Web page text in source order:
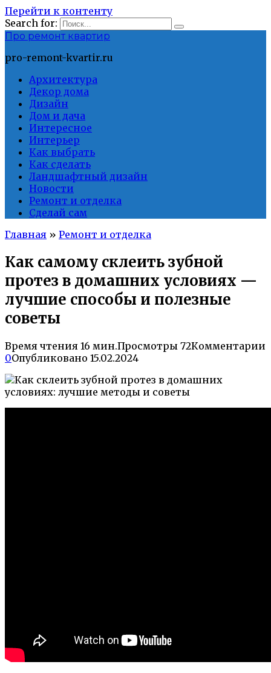
Перейти к контенту
Search for:
Про ремонт квартир
pro-remont-kvartir.ru
Архитектура
Декор дома
Дизайн
Дом и дача
Интересное
Интерьер
Как выбрать
Как сделать
Ландшафтный дизайн
Новости
Ремонт и отделка
Сделай сам
Главная » Ремонт и отделка
Как самому склеить зубной
протез в домашних условиях —
лучшие способы и полезные
советы
Время чтения 16 мин.Просмотры 72Комментарии
0Опубликовано 15.02.2024